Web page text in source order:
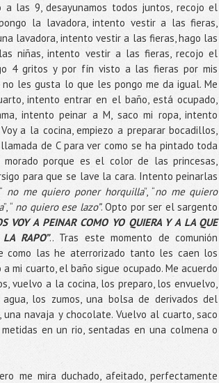
a las 9, desayunamos todos juntos, recojo el
la lavadora, intento vestir a las fieras,
lavadora, intento vestir a las fieras, hago las
niñas, intento vestir a las fieras, recojo el
4 gritos y por fín visto a las fieras por mis
no les gusta lo que les pongo me da igual. Me
intento entrar en el baño, está ocupado,
intento peinar a M, saco mi ropa, intento
a la cocina, empiezo a preparar bocadillos,
de C para ver como se ha pintado toda
porque es el color de las princesas,
para que se lave la cara. Intento peinarlas
no me quiero poner horquilla”, “no me quiero
”, “ no quiero ese lazo”. Opto por ser el sargento
VOY A PEINAR COMO YO QUIERA Y A LA QUE
RAPO”.. Tras este momento de comunión
como las he aterrorizado tanto les caen los
mi cuarto, el baño sigue ocupado. Me acuerdo
vuelvo a la cocina, los preparo, los envuelvo,
los zumos, una bolsa de derivados del
navaja y chocolate. Vuelvo al cuarto, saco
en un rio, sentadas en una colmena o
me mira duchado, afeitado, perfectamente